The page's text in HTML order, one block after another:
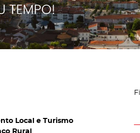
Local e Turismo
Rural